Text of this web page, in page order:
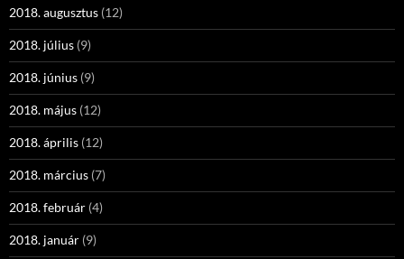
2018. augusztus (12)
2018. július (9)
2018. június (9)
2018. május (12)
2018. április (12)
2018. március (7)
2018. február (4)
2018. január (9)